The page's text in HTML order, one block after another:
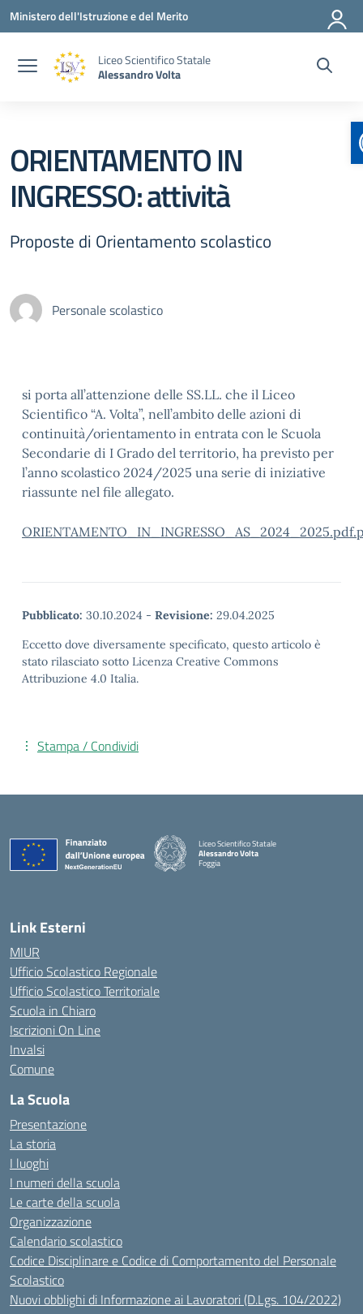
Vai ai contenuti
Vai al menu di navigazione
Vai al footer
Ministero dell'Istruzione e del Merito
Liceo Scientifico Statale
Alessandro Volta
ORIENTAMENTO IN
INGRESSO: attività
Proposte di Orientamento scolastico
Personale scolastico
si porta all’attenzione delle SS.LL. che il Liceo
Scientifico “A. Volta”, nell’ambito delle azioni di
continuità/orientamento in entrata con le Scuola
Secondarie di I Grado del territorio, ha previsto per
l’anno scolastico 2024/2025 una serie di iniziative
riassunte nel file allegato.
Pubblicato: 30.10.2024 - Revisione: 29.04.2025
Eccetto dove diversamente specificato, questo articolo è
stato rilasciato sotto Licenza Creative Commons
Attribuzione 4.0 Italia.
Stampa / Condividi
Liceo Scientifico Statale
Alessandro Volta
Foggia
— Visita la pagina iniziale della scuola
Link Esterni
MIUR
Ufficio Scolastico Regionale
Ufficio Scolastico Territoriale
Scuola in Chiaro
Iscrizioni On Line
Invalsi
Comune
La Scuola
Presentazione
La storia
I luoghi
I numeri della scuola
Le carte della scuola
Organizzazione
Calendario scolastico
Codice Disciplinare e Codice di Comportamento del Personale
Scolastico
Nuovi obblighi di Informazione ai Lavoratori (D.Lgs. 104/2022)